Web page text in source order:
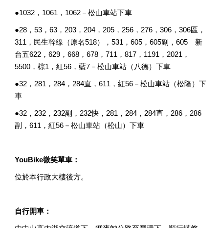
●1032，1061，1062－松山車站下車
●28，53，63，203，204，205，256，276，306，306區，
311，民生幹線（原名518），531，605，605副，605 新
台五622，629，668，678，711，817，1191，2021，
5500，棕1，紅56，藍7－松山車站（八德）下車
●32，281，284，284直，611，紅56－松山車站（松隆）下
車
●32，232，232副，232快，281，284，284直，286，286
副，611，紅56－松山車站（松山）下車
YouBike微笑單車：
位於本行政大樓後方。
自行開車：